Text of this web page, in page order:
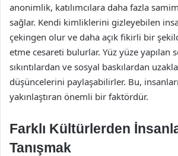
anonimlik, katılımcılara daha fazla
sağlar. Kendi kimliklerini gizleyebilen
çekingen olur ve daha açık fikirli bir
etme cesareti bulurlar. Yüz yüze yapılan
sıkıntılardan ve sosyal baskılardan
düşüncelerini paylaşabilirler. Bu,
yakınlaştıran önemli bir faktördür.
Farklı Kültürlerden
Tanışmak